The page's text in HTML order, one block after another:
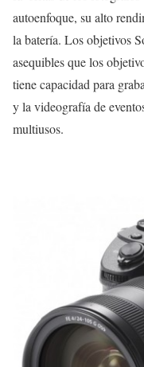
autoenfoque, su alto
la batería. Los objetivos
asequibles que los
tiene capacidad para
y la videografía de
multiusos.